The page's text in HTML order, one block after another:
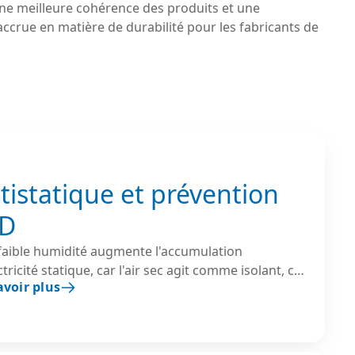
meilleure cohérence des produits et une
en matière de durabilité pour les fabricants de
et prévention
humidité augmente l'accumulation
statique, car l'air sec agit comme isolant, ce
les décharges électrostatiques (ESD) plus
plus